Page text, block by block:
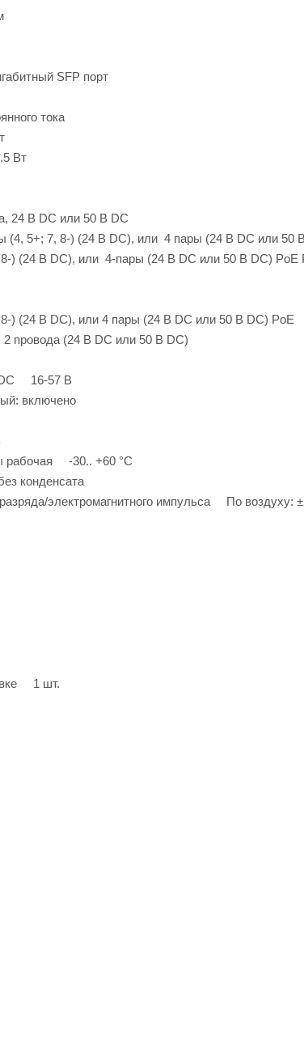
SFP порт
тока
Вт
24 В DC или 50 В DC
(4, 5+; 7, 8-) (24 В DC), или 4 пары (24 В DC или 50
) (24 В DC), или 4-пары (24 В DC или 50 В DC) PoE
) (24 В DC), или 4 пары (24 В DC или 50 В DC) PoE
(24 В DC или 50 В DC)
DC 16-57 В
включено
рабочая -30.. +60 °C
конденсата
электромагнитного импульса По воздуху:
1 шт.